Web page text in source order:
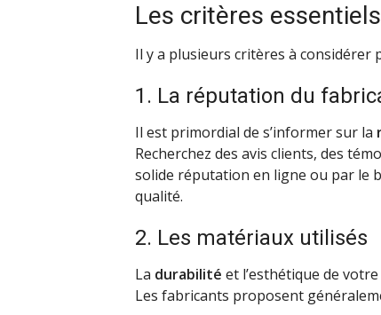
Les critères
Il y a plusieurs critères à considérer
1. La réputation du
Il est primordial de s’informer sur la
Recherchez des avis clients, des
solide réputation en ligne ou par le
qualité.
2. Les matériaux utilisés
La durabilité et l’esthétique de
Les fabricants proposent